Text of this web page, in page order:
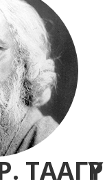
ТААГҮР